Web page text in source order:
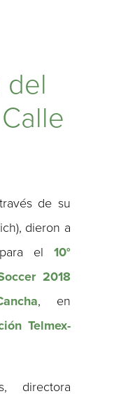
del
de su
dieron a
el 10°
2018
, en
Telmex-
directora